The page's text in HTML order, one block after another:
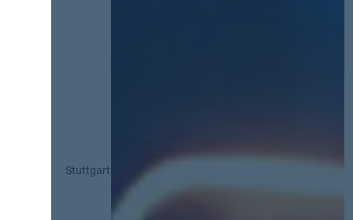
Stuttgart